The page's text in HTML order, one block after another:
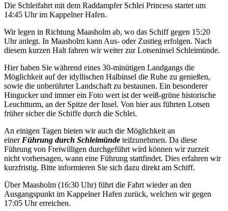
Die Schleifahrt mit dem Raddampfer Schlei Princess startet um
14:45 Uhr im Kappelner Hafen.
Wir legen in Richtung Maasholm ab, wo das Schiff gegen 15:20
Uhr anlegt. In Maasholm kann Aus- oder Zustieg erfolgen. Nach
diesem kurzen Halt fahren wir weiter zur Lotseninsel Schleimünde.
Hier haben Sie während eines 30-minütigen Landgangs die
Möglichkeit auf der idyllischen Halbinsel die Ruhe zu genießen,
sowie die unberührter Landschaft zu bestaunen. Ein besonderer
Hingucker und immer ein Foto wert ist der weiß-grüne historische
Leuchtturm, an der Spitze der Insel. Von hier aus führten Lotsen
früher sicher die Schiffe durch die Schlei.
An einigen Tagen bieten wir auch die Möglichkeit an
einer Führung durch Schleimünde teilzunehmen. Da diese
Führung von Freiwilligen durchgeführt wird können wir zurzeit
nicht vorhersagen, wann eine Führung stattfindet. Dies erfahren wir
kurzfristig. Bitte informieren Sie sich dazu direkt am Schiff.
Über Maasholm (16:30 Uhr) führt die Fahrt wieder an den
Ausgangspunkt im Kappelner Hafen zurück, welchen wir gegen
17:05 Uhr erreichen.